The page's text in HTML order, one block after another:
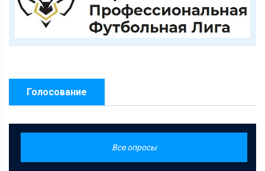
Голосование
Все опросы